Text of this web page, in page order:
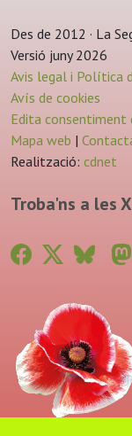
Des de 2012 · La
Versió juny 2026
Avis legal i Política
Avís de cookies
Edita consentiment
Mapa web |
Realització: cdnet
Troba'ns a les